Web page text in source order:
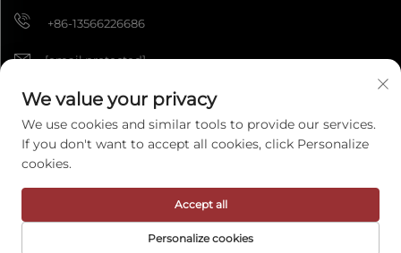
+86-13566226686
[email protected]
Бүх эрх нь Хамгаалагдсан 2025 Wenzhou Fengke Crafts Co., Ltd.
компаний эрх зүйн бүх эрхийг хуваалцана. Нууцлалын бодлого
We value your privacy
We use cookies and similar tools to provide our services.
If you don't want to accept all cookies, click Personalize
cookies.
Personalize cookies
Accept all